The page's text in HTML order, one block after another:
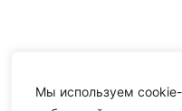
Мы используем